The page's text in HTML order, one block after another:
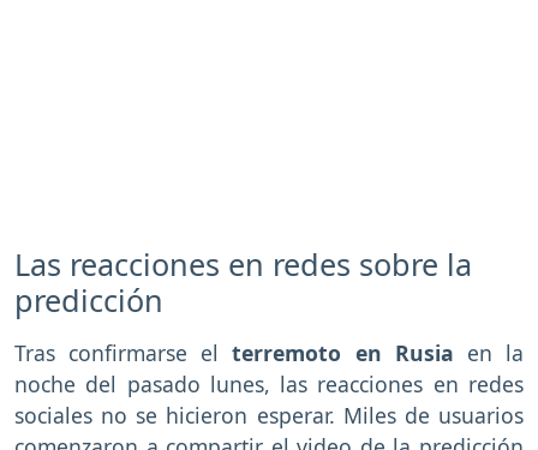
Las reacciones en redes sobre la
predicción
Tras confirmarse elterremoto en Rusia en la
noche del pasado lunes, las reacciones en redes
sociales no se hicieron esperar. Miles de usuarios